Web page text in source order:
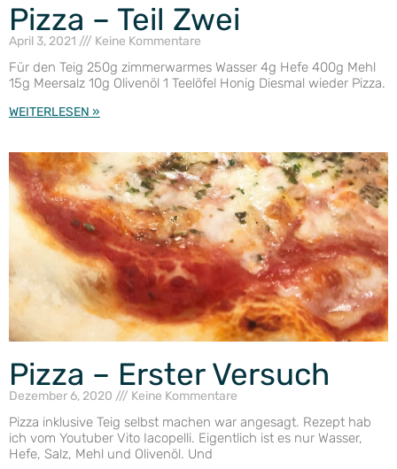
Pizza – Teil Zwei
April 3, 2021 Keine Kommentare
Für den Teig 250g zimmerwarmes Wasser 4g Hefe 400g Mehl
15g Meersalz 10g Olivenöl 1 Teelöfel Honig Diesmal wieder Pizza.
WEITERLESEN »
Pizza – Erster Versuch
Dezember 6, 2020 Keine Kommentare
Pizza inklusive Teig selbst machen war angesagt. Rezept hab
ich vom Youtuber Vito Iacopelli. Eigentlich ist es nur Wasser,
Hefe, Salz, Mehl und Olivenöl. Und